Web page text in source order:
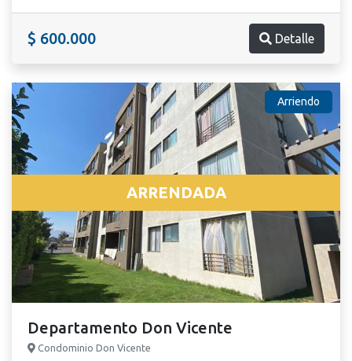
$ 600.000 Detalle
Arriendo
ARRENDADA
Departamento Don Vicente
Condominio Don Vicente